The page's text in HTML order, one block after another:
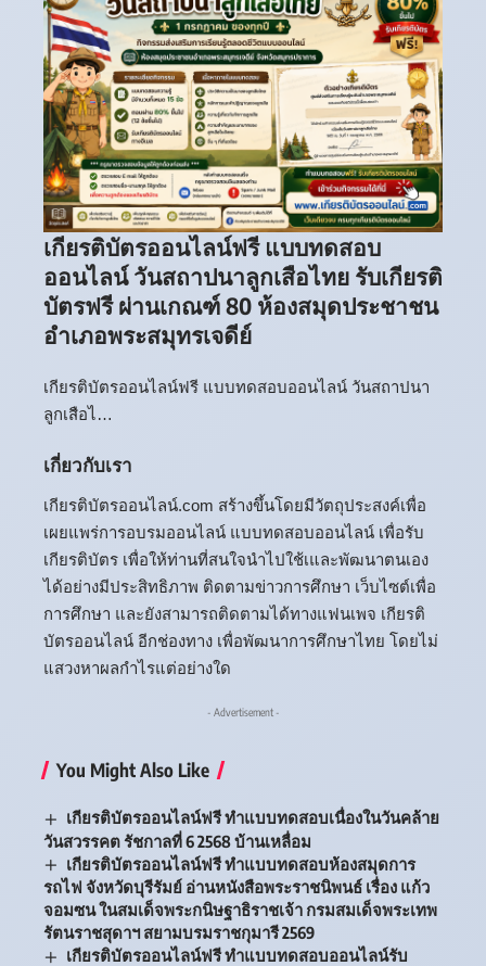
เกียรติบัตรออนไลน์ฟรี แบบทดสอบ
ออนไลน์ วันสถาปนาลูกเสือไทย รับเกียรติ
บัตรฟรี ผ่านเกณฑ์ 80 ห้องสมุดประชาชน
อำเภอพระสมุทรเจดีย์
เกียรติบัตรออนไลน์ฟรี แบบทดสอบออนไลน์ วันสถาปนา
ลูกเสือไ…
เกี่ยวกับเรา
เกียรติบัตรออนไลน์.com สร้างขึ้นโดยมีวัตถุประสงค์เพื่อ
เผยแพร่การอบรมออนไลน์ แบบทดสอบออนไลน์ เพื่อรับ
เกียรติบัตร เพื่อให้ท่านที่สนใจนำไปใช้เและพัฒนาตนเอง
ได้อย่างมีประสิทธิภาพ ติดตามข่าวการศึกษา เว็บไซต์เพื่อ
การศึกษา และยังสามารถติดตามได้ทางแฟนเพจ เกียรติ
บัตรออนไลน์ อีกช่องทาง เพื่อพัฒนาการศึกษาไทย โดยไม่
แสวงหาผลกำไรแต่อย่างใด
- Advertisement -
You Might Also Like
เกียรติบัตรออนไลน์ฟรี ทำแบบทดสอบเนื่องในวันคล้าย
วันสวรรคต รัชกาลที่ 6 2568 บ้านเหลื่อม
เกียรติบัตรออนไลน์ฟรี ทำแบบทดสอบห้องสมุดการ
รถไฟ จังหวัดบุรีรัมย์ อ่านหนังสือพระราชนิพนธ์ เรื่อง แก้ว
จอมซน ในสมเด็จพระกนิษฐาธิราชเจ้า กรมสมเด็จพระเทพ
รัตนราชสุดาฯ สยามบรมราชกุมารี 2569
เกียรติบัตรออนไลน์ฟรี ทำแบบทดสอบออนไลน์รับ